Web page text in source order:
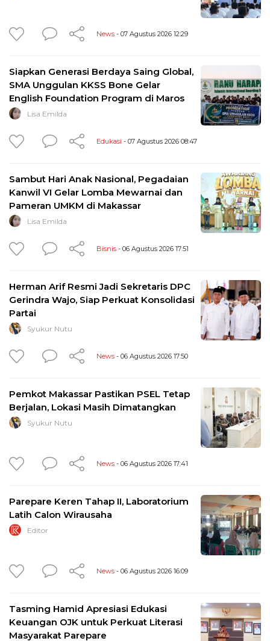
News - 07 Agustus 2026 12:29
Siapkan Generasi Berdaya Saing Global,
SMA Unggulan KKSS Bone Gelar
English Foundation Program di Maros
Lisa Emilda
Edukasi - 07 Agustus 2026 08:47
Sambut Hari Anak Nasional, Pegadaian
Kanwil VI Gelar Lomba Mewarnai dan
Pameran UMKM di Makassar
Lisa Emilda
Bisnis - 06 Agustus 2026 17:51
Herman Arif Resmi Jadi Sekretaris DPC
Gerindra Wajo, Siap Perkuat Konsolidasi
Partai
Syukur Nutu
News - 06 Agustus 2026 17:50
Pemkot Makassar Pastikan PSEL Tetap
Berjalan, Lokasi Masih Dimatangkan
Syukur Nutu
News - 06 Agustus 2026 17:41
Parepare Keren Tahap II, Laboratorium
Latih Calon Wirausaha
Editor
News - 06 Agustus 2026 16:09
Tasming Hamid Apresiasi Edukasi
Keuangan OJK untuk Perkuat Literasi
Masyarakat Parepare